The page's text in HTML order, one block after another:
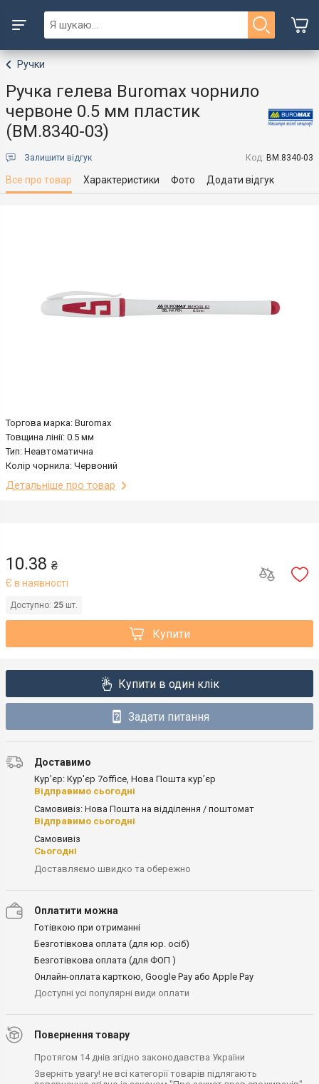
Ручки
Ручка гелева Buromax чорнило
червоне 0.5 мм пластик
(BM.8340-03)
Залишити відгук Код: BM.8340-03
Все про товар Характеристики Фото Додати відгук
Торгова марка: Buromax
Товщина лінії: 0.5 мм
Тип: Неавтоматична
Колір чорнила: Червоний
Детальніше про товар
10.38 ₴
Є в наявності
Доступно: 25 шт.
Купити
Купити в один клік
Задати питання
Доставимо
Кур'єр: Кур'єр 7office, Нова Пошта кур’єр
Відправимо сьогодні
Самовивіз: Нова Пошта на відділення / поштомат
Відправимо сьогодні
Самовивіз
Сьогодні
Доставляємо швидко та обережно
Оплатити можна
Готівкою при отриманні
Безготівкова оплата (для юр. осіб)
Безготівкова оплата (для ФОП )
Онлайн-оплата карткою, Google Pay або Apple Pay
Доступні усі популярні види оплати
Повернення товару
Протягом 14 днів згідно законодавства України
Зверніть увагу! не всі категорії товарів підлягають